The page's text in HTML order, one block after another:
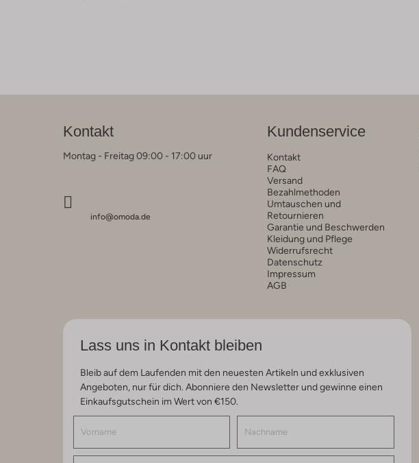
Kontakt
Montag - Freitag 09:00 - 17:00 uur
info@omoda.de
Kundenservice
Kontakt
FAQ
Versand
Bezahlmethoden
Umtauschen und
Retournieren
Garantie und Beschwerden
Kleidung und Pflege
Widerrufsrecht
Datenschutz
Impressum
AGB
Lass uns in Kontakt bleiben
Bleib auf dem Laufenden mit den neuesten Artikeln und exklusiven
Angeboten, nur für dich. Abonniere den Newsletter und gewinne einen
Einkaufsgutschein im Wert von €150.